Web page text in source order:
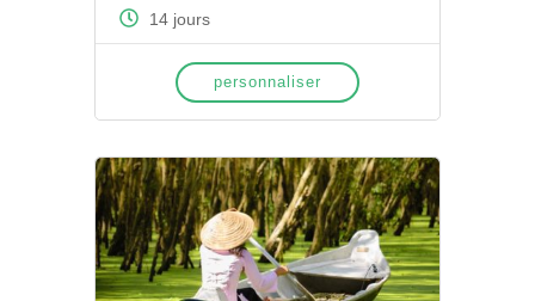
14 jours
personnaliser